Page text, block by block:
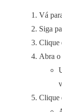
Vá
Siga
Clique
Abra o
Clique